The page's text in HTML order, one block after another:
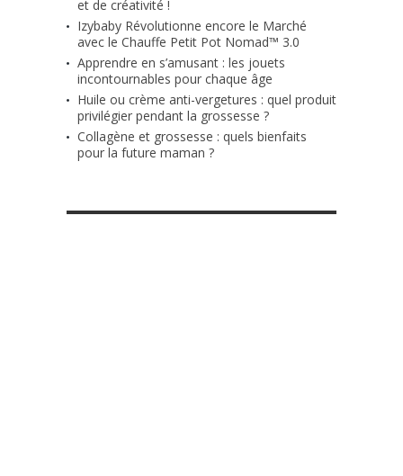
et de créativité !
Izybaby Révolutionne encore le Marché
avec le Chauffe Petit Pot Nomad™ 3.0
Apprendre en s’amusant : les jouets
incontournables pour chaque âge
Huile ou crème anti-vergetures : quel produit
privilégier pendant la grossesse ?
Collagène et grossesse : quels bienfaits
pour la future maman ?